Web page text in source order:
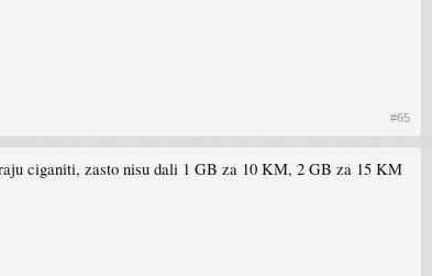
#65
ciganiti, zasto nisu dali 1 GB za 10 KM, 2 GB za 15 KM